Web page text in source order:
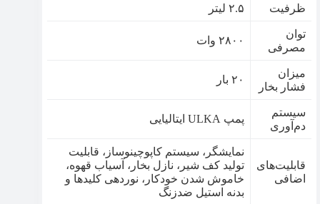
ظرفیت ۲.۵ لیتر
توان
مصرفی
۲۸۰۰ وات
میزان
فشار بخار
۲۰ بار
سیستم
دم‌آوری
پمپ ULKA ایتالیایی
قابلیت‌های
اضافی
نمایشگر، سیستم کاپوچینوساز، قابلیت
تولید کف شیر، نازل بخار، آسیاب قهوه،
خاموش شدن خودکار، نوردهی کلیدها و
بدنه استیل ضدزنگ